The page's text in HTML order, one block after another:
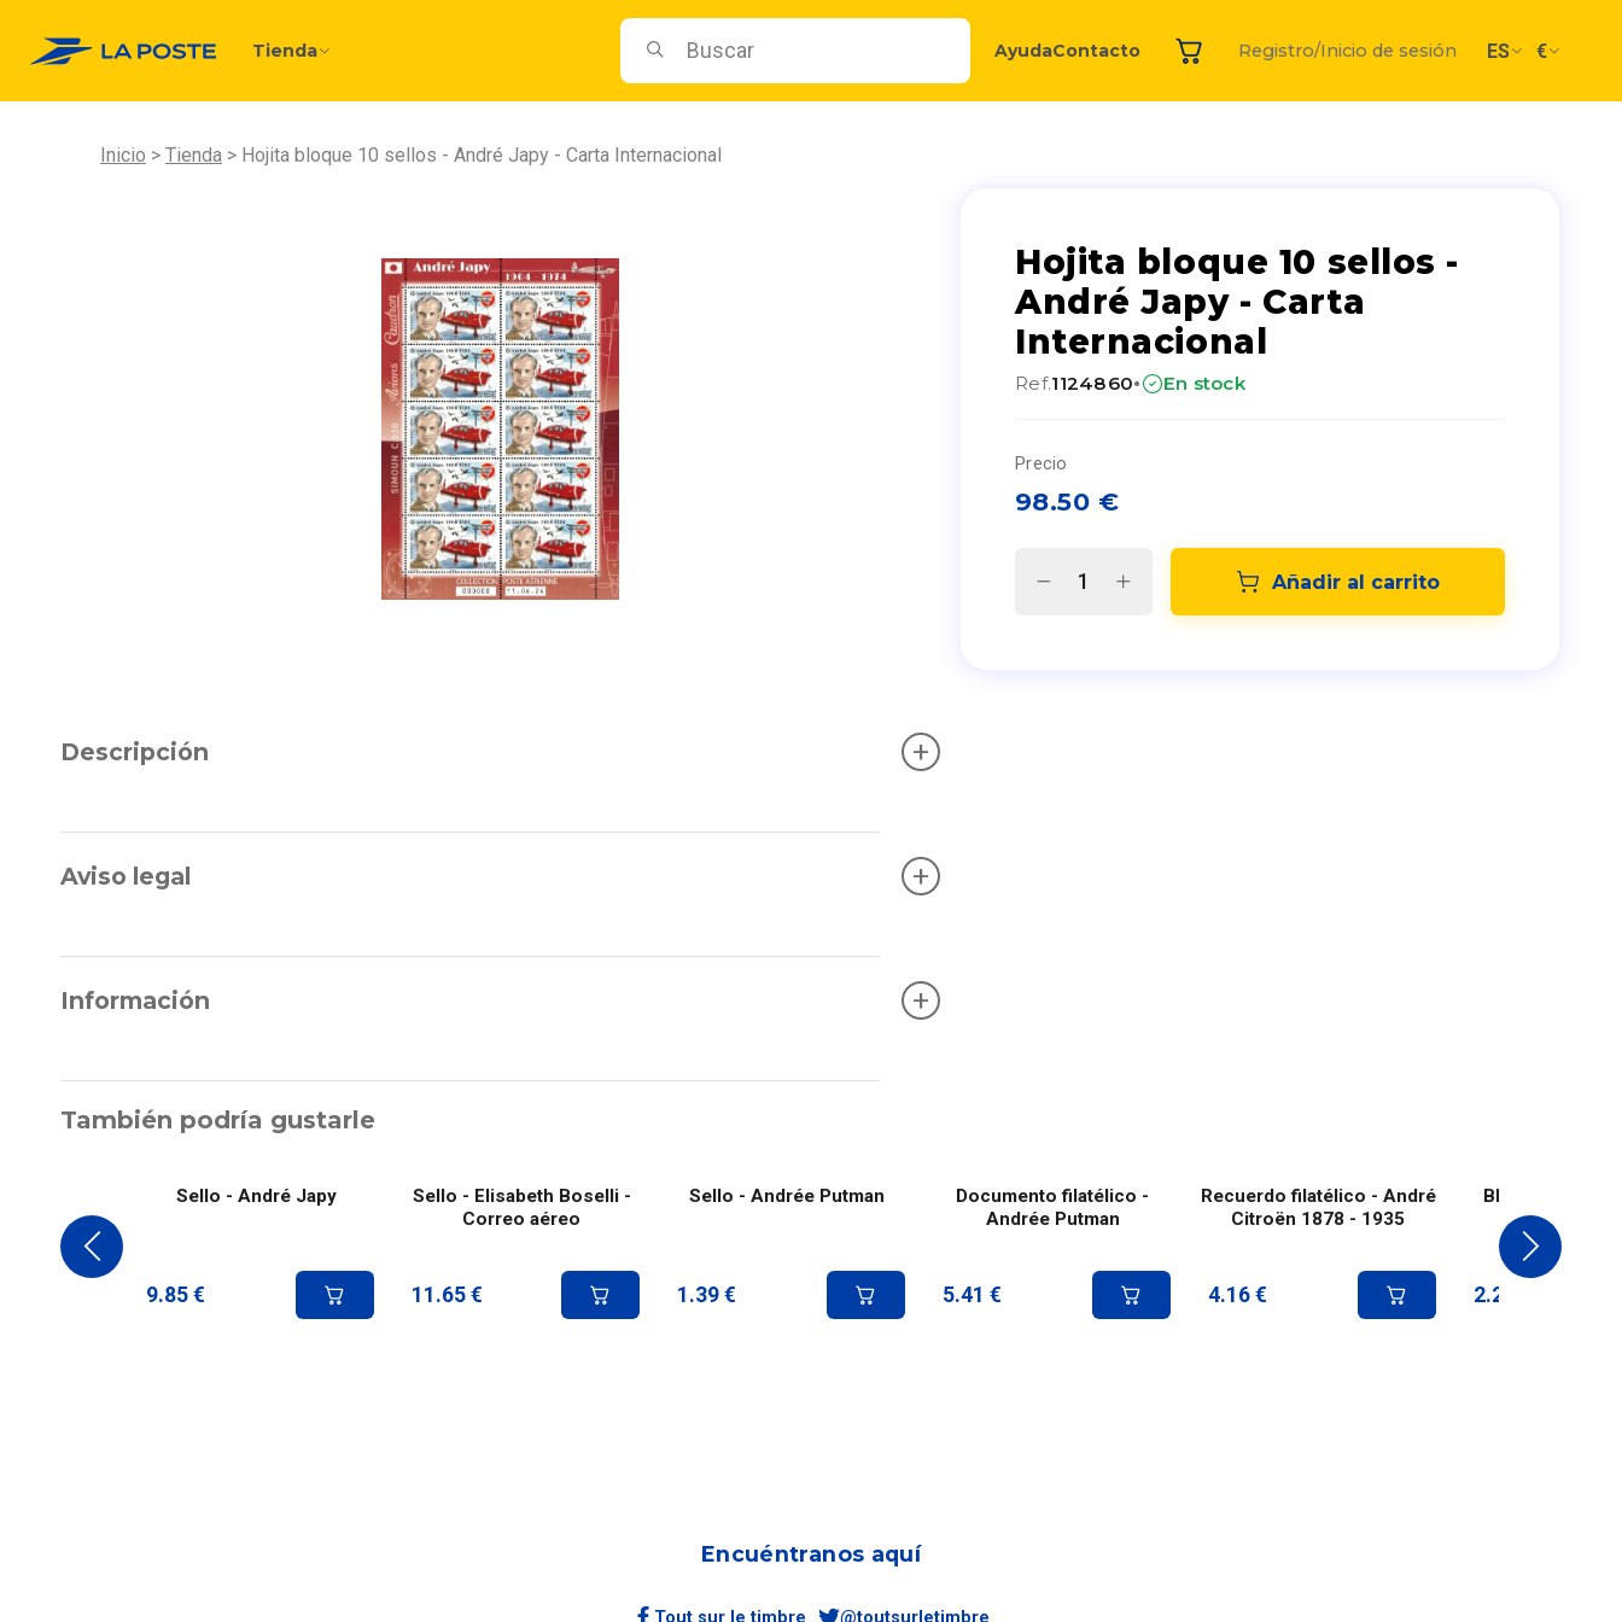
Tienda AyudaContacto Registro/Inicio de sesión ES €
Inicio Tienda Hojita bloque 10 sellos - André Japy - Carta Internacional
Hojita bloque 10 sellos -
André Japy - Carta
Internacional
Ref.1124860· En stock
Precio
98.50 €
Añadir al carrito
Descripción +
Aviso legal +
Información +
También podría gustarle
Sello - André Japy
9.85 €
Sello - Elisabeth Boselli -
Correo aéreo
11.65 €
Sello - Andrée Putman
1.39 €
Documento filatélico -
Andrée Putman
5.41 €
Recuerdo filatélico - André
Citroën 1878 - 1935
4.16 €
Bloque - André
1878 -
2.25
Encuéntranos aquí
Tout sur le timbre @toutsurletimbre